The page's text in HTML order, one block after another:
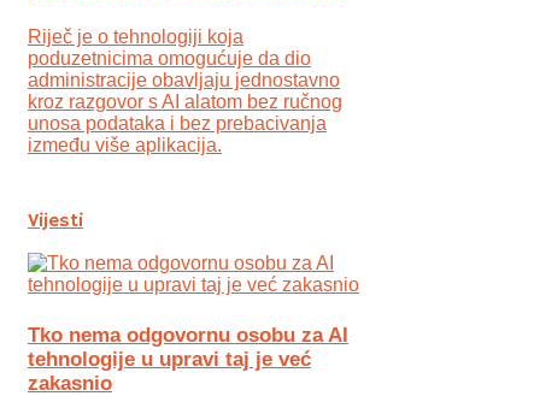
Riječ je o tehnologiji koja
poduzetnicima omogućuje da dio
administracije obavljaju jednostavno
kroz razgovor s AI alatom bez ručnog
unosa podataka i bez prebacivanja
između više aplikacija.
Vijesti
Tko nema odgovornu osobu za AI
tehnologije u upravi taj je već
zakasnio